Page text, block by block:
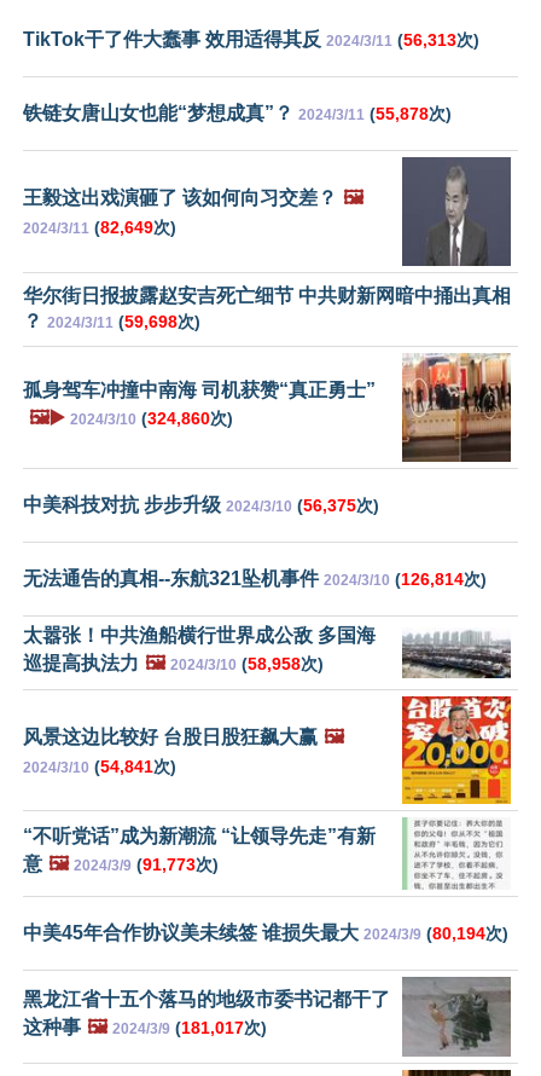
TikTok干了件大蠢事 效用适得其反 2024/3/11 (56,313次)
铁链女唐山女也能“梦想成真”？ 2024/3/11 (55,878次)
王毅这出戏演砸了 该如何向习交差？ 🖼️
2024/3/11 (82,649次)
华尔街日报披露赵安吉死亡细节 中共财新网暗中捅出真相
？ 2024/3/11 (59,698次)
孤身驾车冲撞中南海 司机获赞“真正勇士”
🖼️▶️ 2024/3/10 (324,860次)
中美科技对抗 步步升级 2024/3/10 (56,375次)
无法通告的真相--东航321坠机事件 2024/3/10 (126,814次)
太嚣张！中共渔船横行世界成公敌 多国海
巡提高执法力 🖼️ 2024/3/10 (58,958次)
风景这边比较好 台股日股狂飙大赢 🖼️
2024/3/10 (54,841次)
“不听党话”成为新潮流 “让领导先走”有新
意 🖼️ 2024/3/9 (91,773次)
中美45年合作协议美未续签 谁损失最大 2024/3/9 (80,194次)
黑龙江省十五个落马的地级市委书记都干了
这种事 🖼️ 2024/3/9 (181,017次)